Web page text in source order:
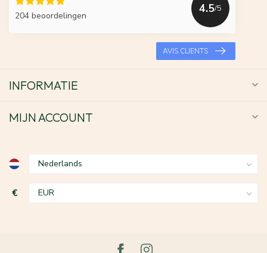
204 beoordelingen
4.5/5
AVIS CLIENTS
INFORMATIE
MIJN ACCOUNT
€